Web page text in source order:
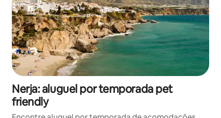
Nerja: aluguel por temporada pet
friendly